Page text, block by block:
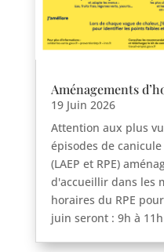
Aménagements
19 Juin 2026
Attention aux plus
épisodes de
(LAEP et RPE)
d'accueillir dans les
horaires du RPE
juin seront : 9h à